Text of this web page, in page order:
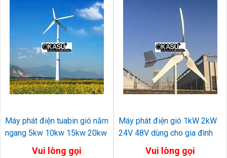
Máy phát điện tuabin gió nằm
ngang 5kw 10kw 15kw 20kw
Vui lòng gọi
Máy phát điện gió 1kW 2kW
24V 48V dùng cho gia đình
Vui lòng gọi